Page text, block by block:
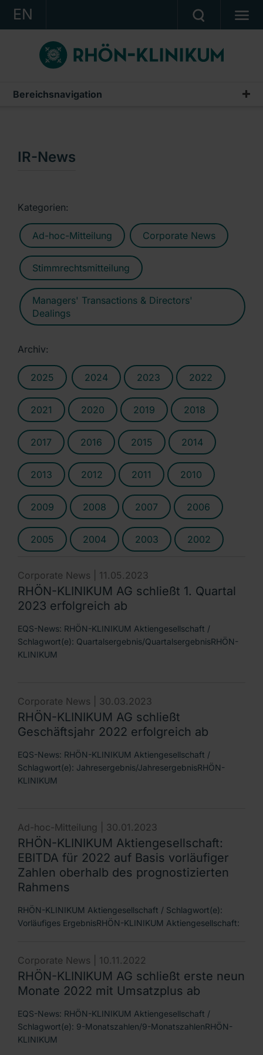
EN
KONZERN
KLINIKEN
KARRIERE
KONTAKT
Bereichsnavigation
Publikationen & Präsentationen
Präsentationen & Conference Calls
IR-News
Kategorien:
Ad-hoc-Mitteilung Corporate News
Stimmrechtsmitteilung
Managers' Transactions & Directors'
Dealings
Archiv:
2025 2024 2023 2022
2021 2020 2019 2018
2017 2016 2015 2014
2013 2012 2011 2010
2009 2008 2007 2006
2005 2004 2003 2002
Corporate News | 11.05.2023
RHÖN-KLINIKUM AG schließt 1. Quartal
2023 erfolgreich ab
EQS-News: RHÖN-KLINIKUM Aktiengesellschaft /
Schlagwort(e): Quartalsergebnis/QuartalsergebnisRHÖN-
KLINIKUM
Corporate News | 30.03.2023
RHÖN-KLINIKUM AG schließt
Geschäftsjahr 2022 erfolgreich ab
EQS-News: RHÖN-KLINIKUM Aktiengesellschaft /
Schlagwort(e): Jahresergebnis/JahresergebnisRHÖN-
KLINIKUM
Ad-hoc-Mitteilung | 30.01.2023
RHÖN-KLINIKUM Aktiengesellschaft:
EBITDA für 2022 auf Basis vorläufiger
Zahlen oberhalb des prognostizierten
Rahmens
RHÖN-KLINIKUM Aktiengesellschaft / Schlagwort(e):
Vorläufiges ErgebnisRHÖN-KLINIKUM Aktiengesellschaft:
Corporate News | 10.11.2022
RHÖN-KLINIKUM AG schließt erste neun
Monate 2022 mit Umsatzplus ab
EQS-News: RHÖN-KLINIKUM Aktiengesellschaft /
Schlagwort(e): 9-Monatszahlen/9-MonatszahlenRHÖN-
KLINIKUM